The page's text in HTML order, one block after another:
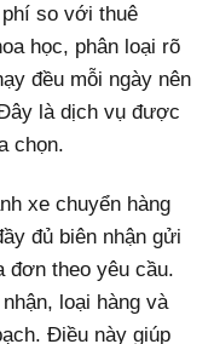
so với thuê
học, phân loại rõ
đều mỗi ngày nên
là dịch vụ được
chọn.
xe chuyển hàng
đủ biên nhận gửi
đơn theo yêu cầu.
loại hàng và
Điều này giúp